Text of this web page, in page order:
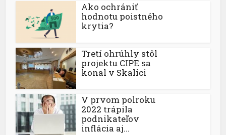
Ako ochrániť
hodnotu poistného
krytia?
Tretí ohrúhly stôl
projektu CIPE sa
konal v Skalici
V prvom polroku
2022 trápila
podnikateľov
inflácia aj...